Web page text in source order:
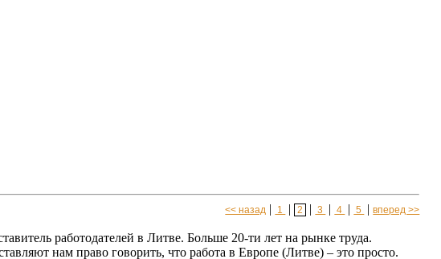
<< назад | 1 | 2 | 3 | 4 | 5 |вперед >>
работодателей в Литве. Больше 20-ти лет на рынке труда.
нам право говорить, что работа в Европе (Литве) – это просто.